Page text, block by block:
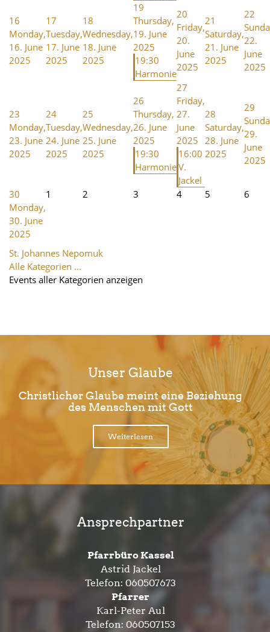
16
Monday,
16. June
2025
17
Tuesday,
17. June
2025
18
Wednesday,
18. June
2025
19
Thursday,
19. June
2025
19:30
Harmonie
20
Friday,
20.
June
2025
21
Saturday,
21. June
2025
22
22.
June
2025
23
Monday,
23. June
2025
24
Tuesday,
24. June
2025
25
Wednesday,
25. June
2025
26
Thursday,
26. June
2025
19:30
Harmonie
27
Friday,
27.
June
2025
16:00
V.
Jackel
28
Saturday,
28. June
2025
29
29.
June
2025
30
Monday,
30. June
2025
1 2 3 4 5 6
St. Johannes Nepomuk
Alle Kategorien ...
Events aller Kategorien anzeigen
Unser Glaube
Christlicher Glaube meint eine Beziehung
des Menschen mit Gott
Weiterlesen
Ansprechpartner
Pfarrbüro Kassel
Astrid Jackel
Telefon: 060507673
Pfarrer
Karl-Peter Aul
Telefon: 060507153